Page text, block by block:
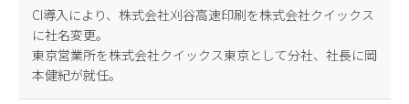
CI導入により、株式会社刈谷高速印刷を株式会社クイックス
に社名変更。
東京営業所を株式会社クイックス東京として分社、社長に岡
本健紀が就任。